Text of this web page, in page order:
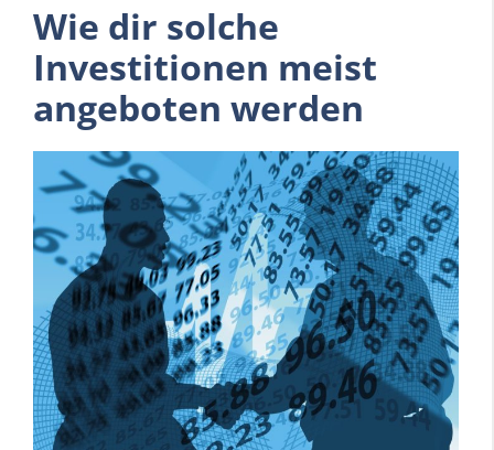
Wie dir solche
Investitionen meist
angeboten werden